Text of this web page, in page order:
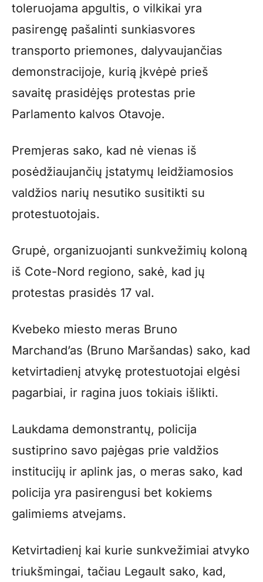
toleruojama apgultis, o vilkikai yra
pasirengę pašalinti sunkiasvores
transporto priemones, dalyvaujančias
demonstracijoje, kurią įkvėpė prieš
savaitę prasidėjęs protestas prie
Parlamento kalvos Otavoje.
Premjeras sako, kad nė vienas iš
posėdžiaujančių įstatymų leidžiamosios
valdžios narių nesutiko susitikti su
protestuotojais.
Grupė, organizuojanti sunkvežimių koloną
iš Cote-Nord regiono, sakė, kad jų
protestas prasidės 17 val.
Kvebeko miesto meras Bruno
Marchand’as (Bruno Maršandas) sako, kad
ketvirtadienį atvykę protestuotojai elgėsi
pagarbiai, ir ragina juos tokiais išlikti.
Laukdama demonstrantų, policija
sustiprino savo pajėgas prie valdžios
institucijų ir aplink jas, o meras sako, kad
policija yra pasirengusi bet kokiems
galimiems atvejams.
Ketvirtadienį kai kurie sunkvežimiai atvyko
triukšmingai, tačiau Legault sako, kad,